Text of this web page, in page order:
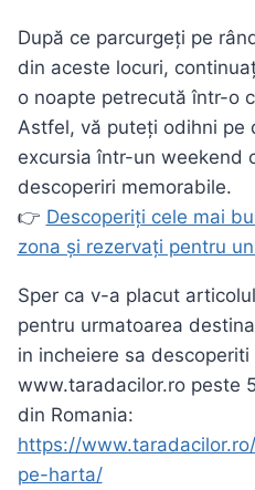
După ce parcurgeți pe
din aceste locuri,
o noapte petrecută într-o
Astfel, vă puteți odihni pe
excursia într-un weekend
descoperiri memorabile.
👉 Descoperiți cele mai
zona și rezervați pentru
Sper ca v-a placut
pentru urmatoarea
in incheiere sa
www.taradacilor.ro peste
din Romania:
https://
pe-harta/